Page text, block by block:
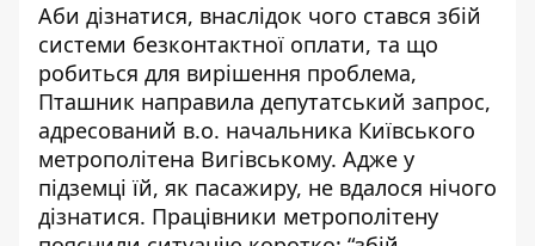
Аби дізнатися, внаслідок чого стався збій
системи безконтактної оплати, та що
робиться для вирішення проблема,
Пташник направила депутатський запрос,
адресований в.о. начальника Київського
метрополітена Вигівському. Адже у
підземці їй, як пасажиру, не вдалося нічого
дізнатися. Працівники метрополітену